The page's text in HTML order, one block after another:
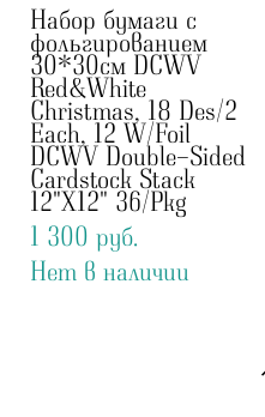
Набор бумаги с
фольгированием
30*30см DCWV
Red&White
Christmas, 18 Des/2
Each, 12 W/Foil
DCWV Double-Sided
Cardstock Stack
12"X12" 36/Pkg
1 300 pуб.
Нет в наличии